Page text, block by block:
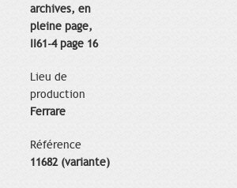
archives, en
pleine page,
II61-4 page 16
Lieu de
production
Ferrare
Référence
11682 (variante)